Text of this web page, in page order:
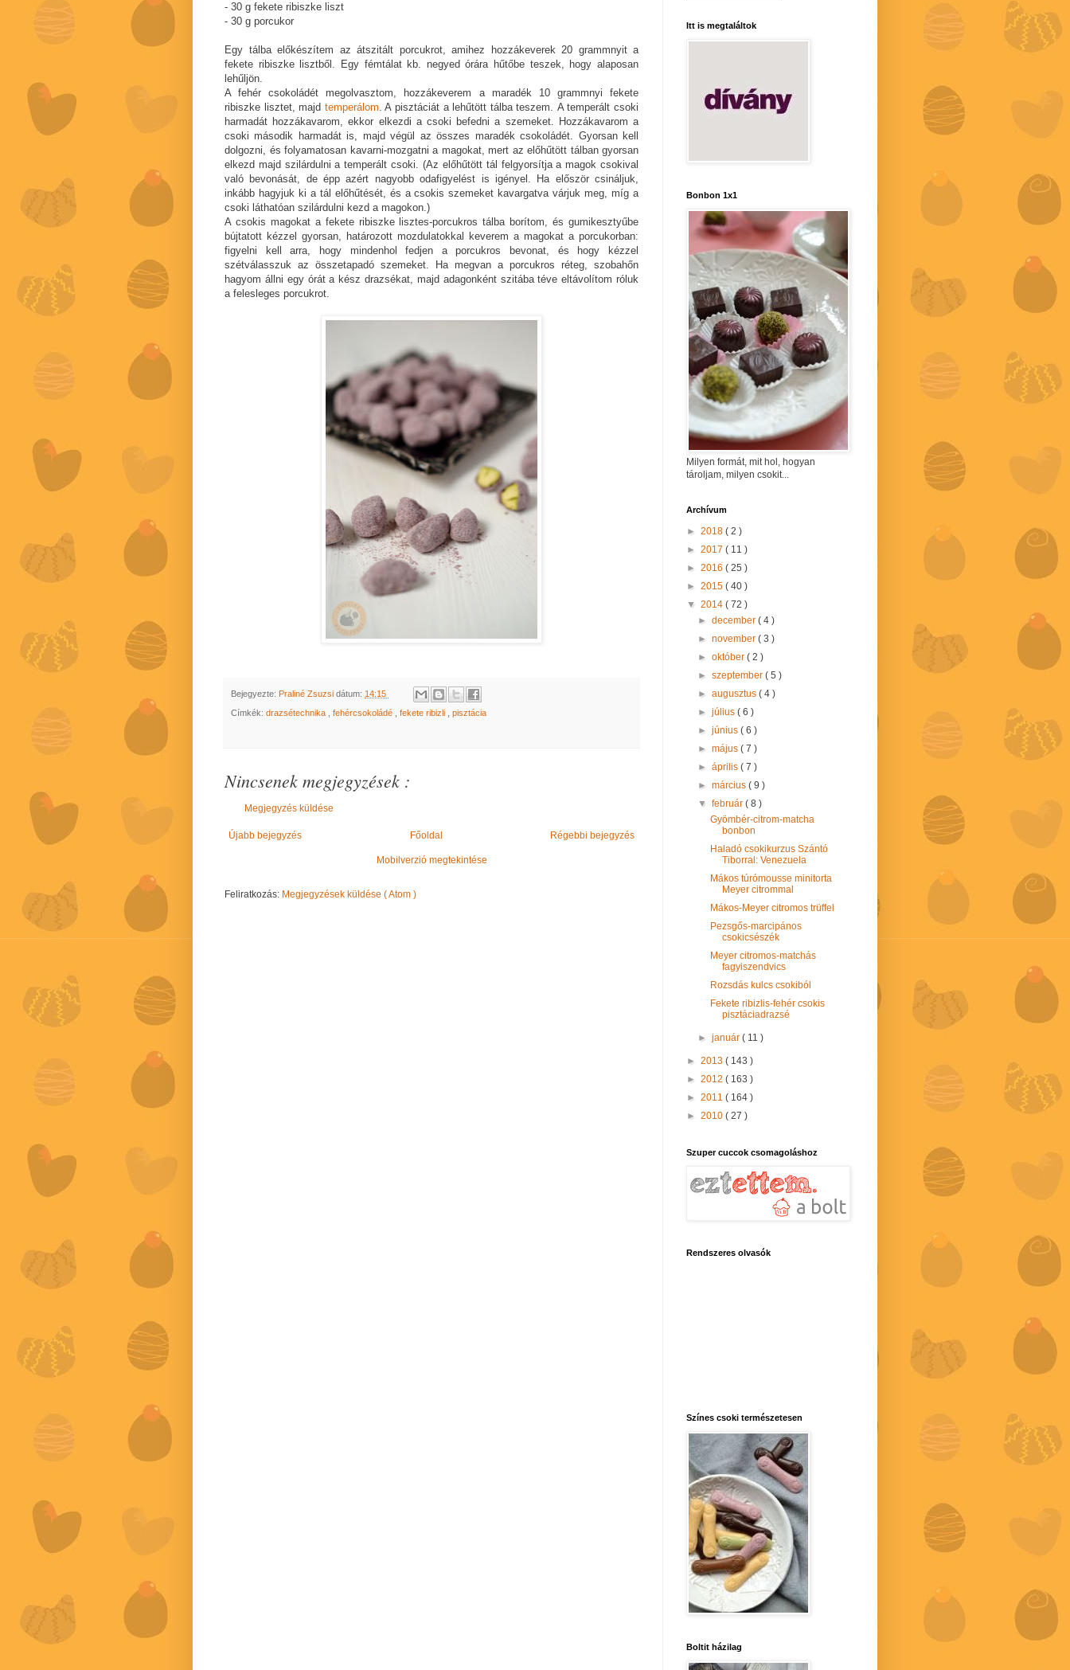
- 30 g fekete ribiszke liszt
- 30 g porcukor
Egy tálba előkészítem az átszitált porcukrot, amihez hozzákeverek 20 grammnyit a
fekete ribiszke lisztből. Egy fémtálat kb. negyed órára hűtőbe teszek, hogy alaposan
lehűljön.
A fehér csokoládét megolvasztom, hozzákeverem a maradék 10 grammnyi fekete
ribiszke lisztet, majd temperálom. A pisztáciát a lehűtött tálba teszem. A temperált csoki
harmadát hozzákavarom, ekkor elkezdi a csoki befedni a szemeket. Hozzákavarom a
csoki második harmadát is, majd végül az összes maradék csokoládét. Gyorsan kell
dolgozni, és folyamatosan kavarni-mozgatni a magokat, mert az előhűtött tálban gyorsan
elkezd majd szilárdulni a temperált csoki. (Az előhűtött tál felgyorsítja a magok csokival
való bevonását, de épp azért nagyobb odafigyelést is igényel. Ha először csináljuk,
inkább hagyjuk ki a tál előhűtését, és a csokis szemeket kavargatva várjuk meg, míg a
csoki láthatóan szilárdulni kezd a magokon.)
A csokis magokat a fekete ribiszke lisztes-porcukros tálba borítom, és gumikesztyűbe
bújtatott kézzel gyorsan, határozott mozdulatokkal keverem a magokat a porcukorban:
figyelni kell arra, hogy mindenhol fedjen a porcukros bevonat, és hogy kézzel
szétválasszuk az összetapadó szemeket. Ha megvan a porcukros réteg, szobahőn
hagyom állni egy órát a kész drazsékat, majd adagonként szitába téve eltávolítom róluk
a felesleges porcukrot.
Bejegyezte: Praliné Zsuzsi dátum: 14:15
Címkék: drazsétechnika fehércsokoládé fekete ribizli pisztácia
Nincsenek megjegyzések :
Megjegyzés küldése
Újabb bejegyzés Régebbi bejegyzés
Főoldal
Mobilverzió megtekintése
Feliratkozás: Megjegyzések küldése ( Atom )
Itt is megtaláltok
Bonbon 1x1
Milyen formát, mit hol, hogyan
tároljam, milyen csokit...
Archívum
► 2018 ( 2 )
► 2017 ( 11 )
► 2016 ( 25 )
► 2015 ( 40 )
▼ 2014 ( 72 )
►december( 4 )
►november( 3 )
►október( 2 )
►szeptember( 5 )
►augusztus( 4 )
►július( 6 )
►június( 6 )
►május( 7 )
►április( 7 )
►március( 9 )
▼február( 8 )
Gyömbér-citrom-matcha
bonbon
Haladó csokikurzus Szántó
Tiborral: Venezuela
Mákos túrómousse minitorta
Meyer citrommal
Mákos-Meyer citromos trüffel
Pezsgős-marcipános
csokicsészék
Meyer citromos-matchás
fagyiszendvics
Rozsdás kulcs csokiból
Fekete ribizlis-fehér csokis
pisztáciadrazsé
►január( 11 )
► 2013 ( 143 )
► 2012 ( 163 )
► 2011 ( 164 )
► 2010 ( 27 )
Szuper cuccok csomagoláshoz
Rendszeres olvasók
Színes csoki természetesen
Boltit házilag